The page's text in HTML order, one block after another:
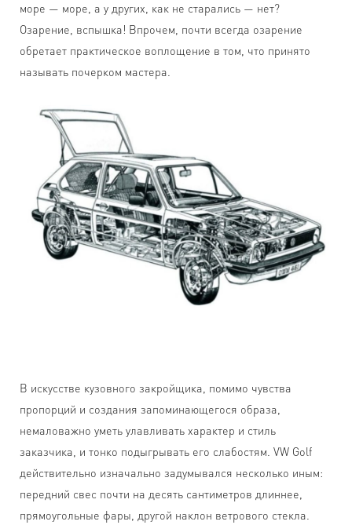
море — море, а у других, как не старались — нет?
Озарение, вспышка! Впрочем, почти всегда озарение
обретает практическое воплощение в том, что принято
называть почерком мастера.
В искусстве кузовного закройщика, помимо чувства
пропорций и создания запоминающегося образа,
немаловажно уметь улавливать характер и стиль
заказчика, и тонко подыгрывать его слабостям. VW Golf
действительно изначально задумывался несколько иным:
передний свес почти на десять сантиметров длиннее,
прямоугольные фары, другой наклон ветрового стекла.